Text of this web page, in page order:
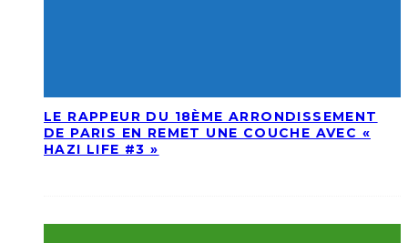
LE RAPPEUR DU 18ÈME ARRONDISSEMENT
DE PARIS EN REMET UNE COUCHE AVEC «
HAZI LIFE #3 »